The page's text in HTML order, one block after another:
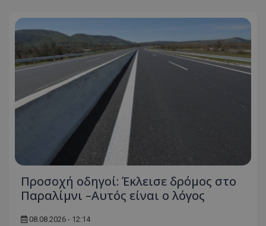
Προσοχή οδηγοί: Έκλεισε δρόμος στο
Παραλίμνι –Αυτός είναι ο λόγος
08.08.2026 - 12:14